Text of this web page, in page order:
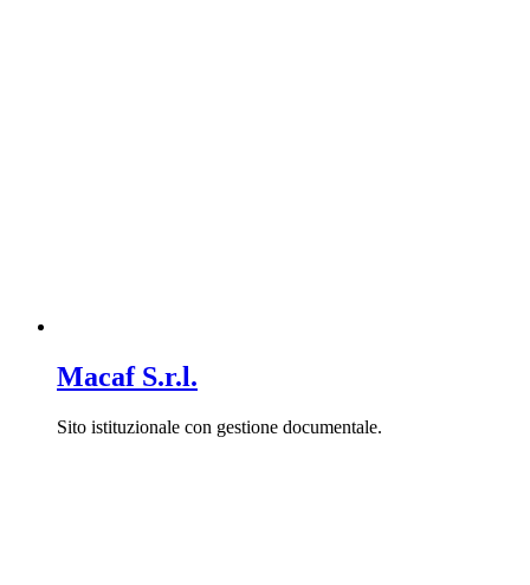
Macaf S.r.l.
Sito istituzionale con gestione documentale.